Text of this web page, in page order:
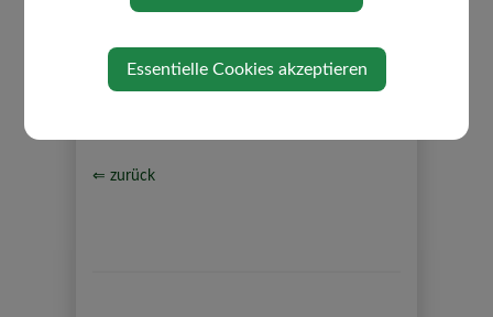
⇐ zurück
Essentielle Cookies akzeptieren